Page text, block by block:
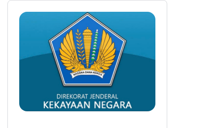
berkontribusi mengembangkan ekosistem
pembayaran digital yang efisien dan
terintegrasi di Indonesia.